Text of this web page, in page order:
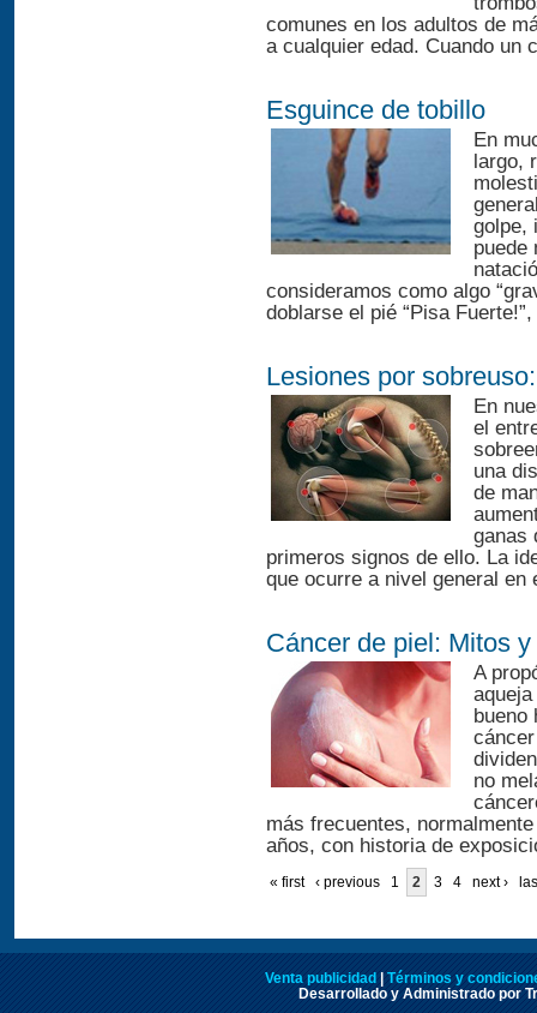
comunes en los adultos de
a cualquier edad. Cuando un
Esguince de tobillo
En
largo,
golpe,
puede
consideramos como algo
doblarse el pié “Pisa
Lesiones por
En
el
una
de
ganas
primeros signos de ello. La
que ocurre a nivel general en
Cáncer de piel: Mitos
A
bueno
no
más frecuentes,
años, con historia de
« first ‹ previous 1 2 3 4 next ›
Venta publicidad
Términos y
Desarrollado y Administrado por